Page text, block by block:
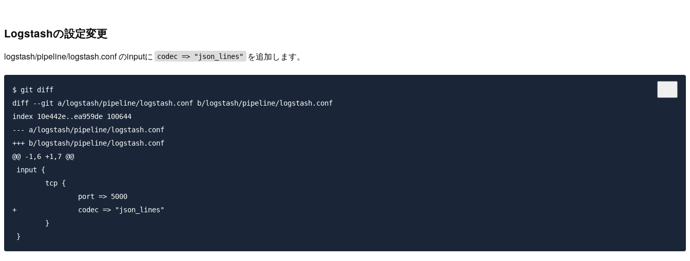
Logstashの設定変更
logstash/pipeline/logstash.conf のinputに codec => "json_lines" を追加します。
$ git diff
diff --git a/logstash/pipeline/logstash.conf b/logstash/pipeline/logstash.conf
index 10e442e..ea959de 100644
--- a/logstash/pipeline/logstash.conf
+++ b/logstash/pipeline/logstash.conf
@@ -1,6 +1,7 @@
input {
        tcp {
                port => 5000
+               codec => "json_lines"
        }